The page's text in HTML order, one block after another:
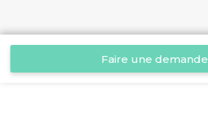
Faire une demande